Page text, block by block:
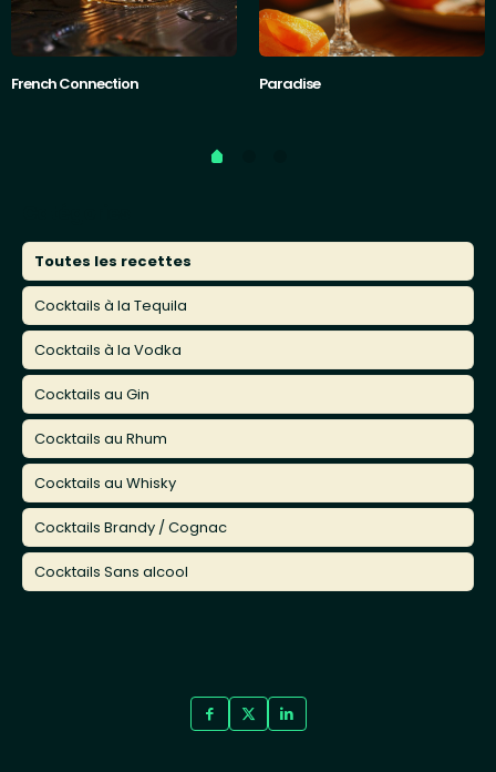
French Connection Paradise
Toutes les recettes
Cocktails à la Tequila
Cocktails à la Vodka
Cocktails au Gin
Cocktails au Rhum
Cocktails au Whisky
Cocktails Brandy / Cognac
Cocktails Sans alcool